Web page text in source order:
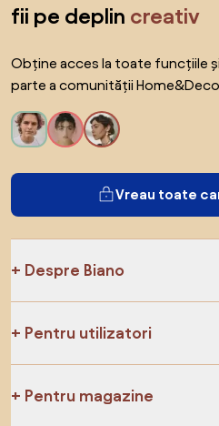
fii pe deplin creativ
Obține acces la toate funcțiile
parte a comunității
Vreau toate
Despre Biano
Pentru utilizatori
Pentru magazine